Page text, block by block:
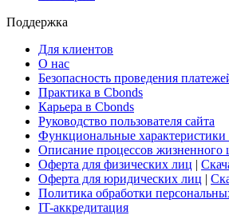
Поддержка
Для клиентов
О нас
Безопасность проведения
Практика в Cbonds
Карьера в Cbonds
Руководство пользователя сайта
Функциональные характеристики
Описание процессов жизненного
Оферта для физических лиц |
Оферта для юридических лиц |
Политика обработки
IT-аккредитация